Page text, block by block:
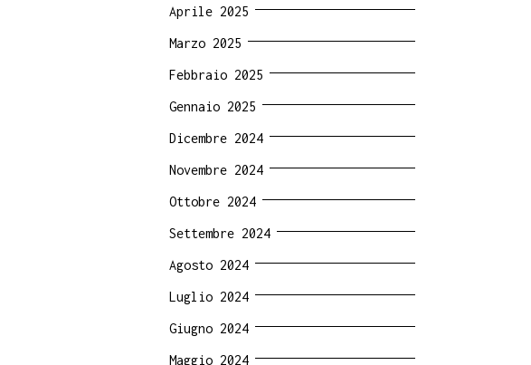
Aprile 2025
Marzo 2025
Febbraio 2025
Gennaio 2025
Dicembre 2024
Novembre 2024
Ottobre 2024
Settembre 2024
Agosto 2024
Luglio 2024
Giugno 2024
Maggio 2024